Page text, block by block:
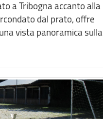
a Tribogna accanto alla
dal prato, offre
vista panoramica sulla